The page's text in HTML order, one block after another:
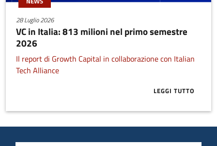
28 Luglio 2026
VC in Italia: 813 milioni nel primo semestre
2026
Il report di Growth Capital in collaborazione con Italian
Tech Alliance
LEGGI TUTTO
ABOUT VC